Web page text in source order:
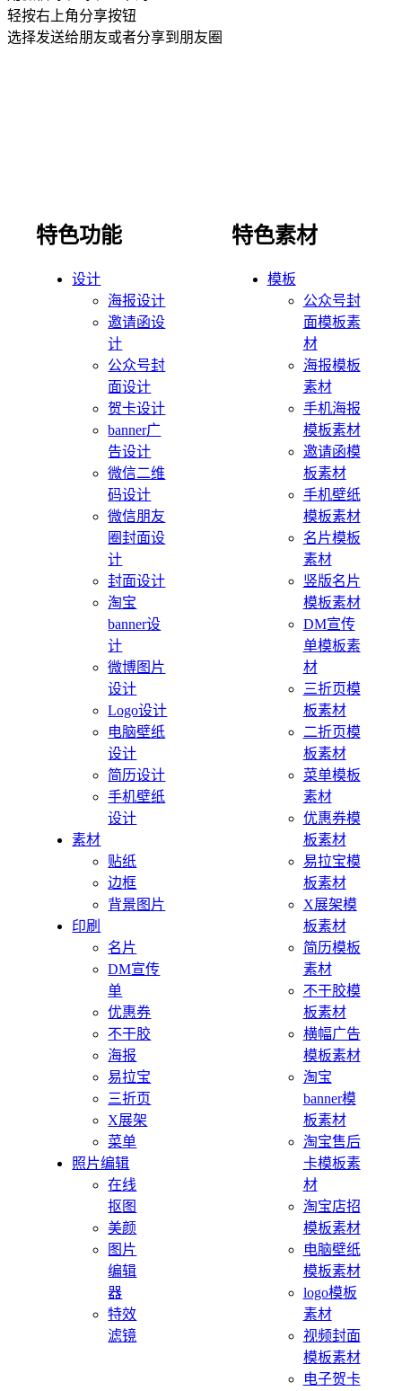
轻按右上角分享按钮
选择发送给朋友或者分享到朋友圈
特色功能
设计
海报设计
邀请函设
计
公众号封
面设计
贺卡设计
banner广
告设计
微信二维
码设计
微信朋友
圈封面设
计
封面设计
淘宝
banner设
计
微博图片
设计
Logo设计
电脑壁纸
设计
简历设计
手机壁纸
设计
素材
贴纸
边框
背景图片
印刷
名片
DM宣传
单
优惠券
不干胶
海报
易拉宝
三折页
X展架
菜单
照片编辑
在线
抠图
美颜
图片
编辑
器
特效
滤镜
特色素材
模板
公众号封
面模板素
材
海报模板
素材
手机海报
模板素材
邀请函模
板素材
手机壁纸
模板素材
名片模板
素材
竖版名片
模板素材
DM宣传
单模板素
材
三折页模
板素材
二折页模
板素材
菜单模板
素材
优惠券模
板素材
易拉宝模
板素材
X展架模
板素材
简历模板
素材
不干胶模
板素材
横幅广告
模板素材
淘宝
banner模
板素材
淘宝售后
卡模板素
材
淘宝店招
模板素材
电脑壁纸
模板素材
logo模板
素材
视频封面
模板素材
电子贺卡